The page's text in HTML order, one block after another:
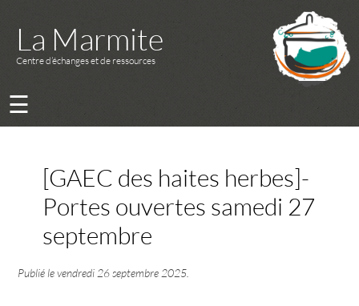
La Marmite
Centre d’échanges et de ressources
☰
[GAEC des haites herbes]-
Portes ouvertes samedi 27
septembre
Publié levendredi 26 septembre 2025